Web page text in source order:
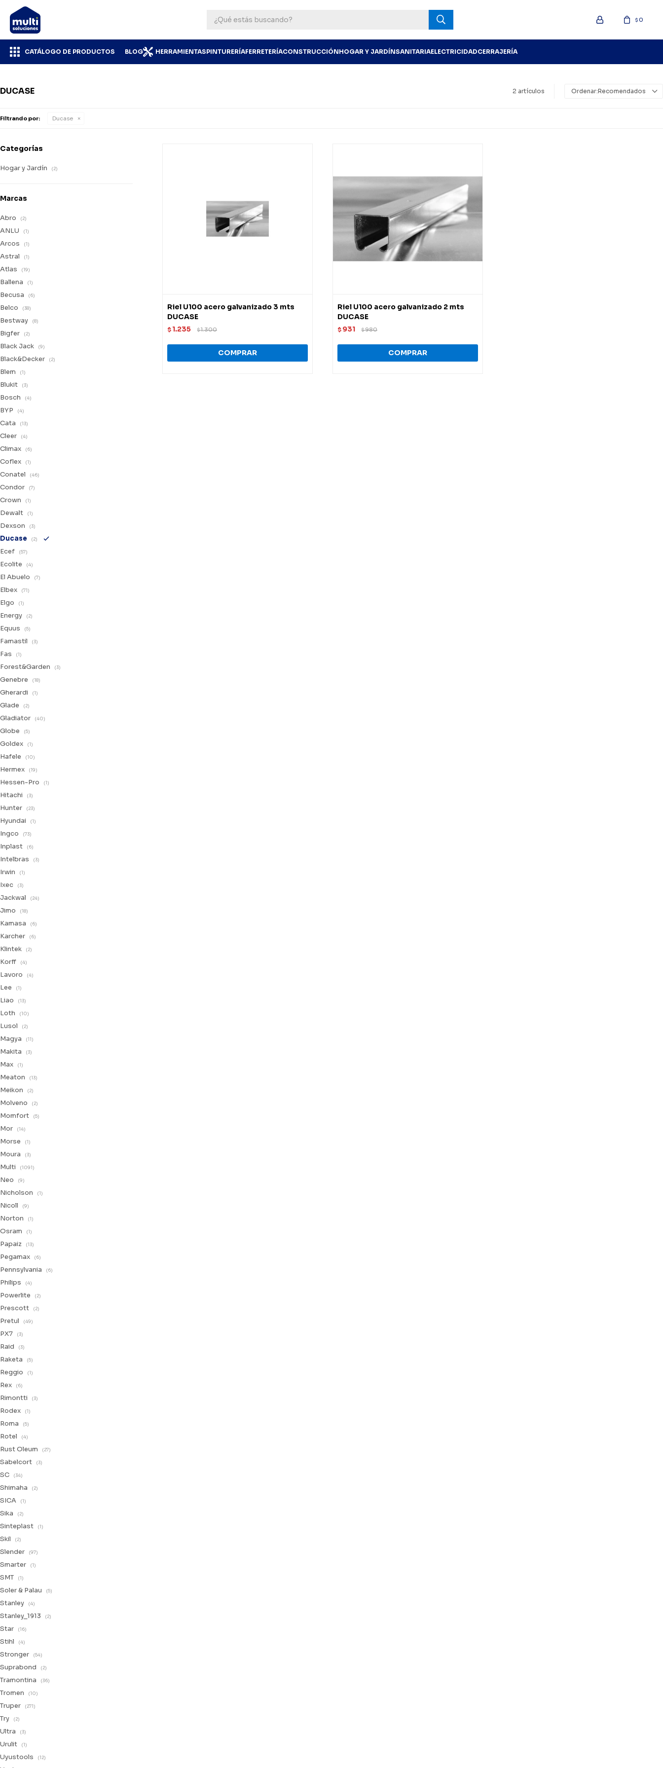
CATÁLOGO DE PRODUCTOS BLOG HERRAMIENTASPINTURERÍAFERRETERÍACONSTRUCCIÓNHOGAR Y JARDÍNSANITARIAELECTRICIDADCERRAJERÍA
$0
DUCASE 2 artículos Recomendados
Filtrando por: Ducase
Riel U100 acero galvanizado 3 mts
DUCASE
$ 1.235 $1.300
Riel U100 acero galvanizado 2 mts
DUCASE
$ 931 $980
Categorías
Hogar y Jardín (2)
Marcas
Abro (2)
ANLU (1)
Arcos (1)
Astral (1)
Atlas (19)
Ballena (1)
Becusa (6)
Belco (38)
Bestway (8)
Bigfer (2)
Black Jack (9)
Black&Decker (2)
Blem (1)
Blukit (3)
Bosch (4)
BYP (4)
Cata (13)
Cleer (4)
Climax (6)
Coflex (1)
Conatel (46)
Condor (7)
Crown (1)
Dewalt (1)
Dexson (3)
Ducase (2)
Ecef (57)
Ecolite (4)
El Abuelo (7)
Elbex (71)
Elgo (1)
Energy (2)
Equus (5)
Famastil (3)
Fas (1)
Forest&Garden (3)
Genebre (18)
Gherardi (1)
Glade (2)
Gladiator (40)
Globe (5)
Goldex (1)
Hafele (10)
Hermex (19)
Hessen-Pro (1)
Hitachi (3)
Hunter (23)
Hyundai (1)
Ingco (73)
Inplast (6)
Intelbras (3)
Irwin (1)
Ixec (3)
Jackwal (24)
Jimo (18)
Kamasa (6)
Karcher (6)
Klintek (2)
Korff (4)
Lavoro (4)
Lee (1)
Liao (13)
Loth (10)
Lusol (2)
Magya (11)
Makita (3)
Max (1)
Meaton (13)
Meikon (2)
Molveno (2)
Momfort (5)
Mor (14)
Morse (1)
Moura (3)
Multi (1091)
Neo (9)
Nicholson (1)
Nicoll (9)
Norton (1)
Osram (1)
Papaiz (13)
Pegamax (6)
Pennsylvania (6)
Philips (4)
Powerlite (2)
Prescott (2)
Pretul (49)
PX7 (3)
Raid (3)
Raketa (5)
Reggio (1)
Rex (6)
Rimontti (3)
Rodex (1)
Roma (5)
Rotel (4)
Rust Oleum (27)
Sabelcort (3)
SC (34)
Shimaha (2)
SICA (1)
Sika (2)
Sinteplast (1)
Skil (2)
Slender (97)
Smarter (1)
SMT (1)
Soler & Palau (5)
Stanley (4)
Stanley_1913 (2)
Star (16)
Stihl (4)
Stronger (54)
Suprabond (2)
Tramontina (36)
Tromen (10)
Truper (271)
Try (2)
Ultra (3)
Urulit (1)
Uyustools (12)